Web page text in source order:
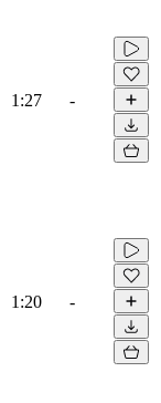
1:27 -
1:20 -